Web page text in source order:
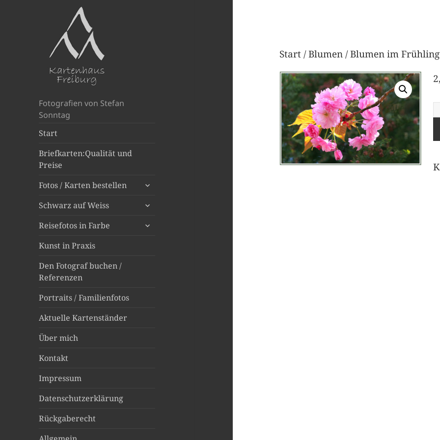
Fotografien von Stefan
Sonntag
Start
Briefkarten:Qualität und
Preise
Fotos / Karten bestellen
untermenü
Schwarz auf Weiss
untermenü
Reisefotos in Farbe
untermenü
Kunst in Praxis
Den Fotograf buchen /
Referenzen
Portraits / Familienfotos
Aktuelle Kartenständer
Über mich
Kontakt
Impressum
Datenschutzerklärung
Rückgaberecht
Start/Blumen/Blumen im Frühling